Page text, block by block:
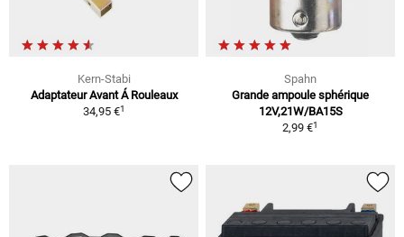
Kern-Stabi
Adaptateur Avant Á Rouleaux
34,95 €1
Spahn
Grande ampoule sphérique
12V,21W/BA15S
2,99 €1